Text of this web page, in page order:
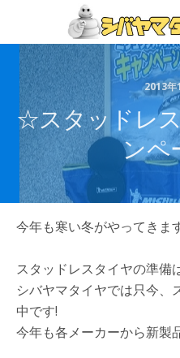
2013年
☆スタッドレ
ン
今年も寒い冬がやってきま
スタッドレスタイヤの準備
シバヤマタイヤでは只今、
中です!
今年も各メーカーから新